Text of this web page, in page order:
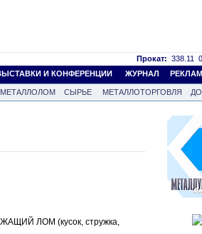
Прокат: 338.11
И КОНФЕРЕНЦИИ ЖУРНАЛ
МЕТАЛЛОЛОМ СЫРЬЕ МЕТАЛЛОТОРГОВЛЯ
ЛОМ (кусок, стружка,